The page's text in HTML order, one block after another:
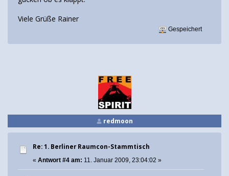
Viele Grüße Rainer
Gespeichert
redmoon
Re: 1. Berliner Raumcon-Stammtisch
« Antwort #4 am: 11. Januar 2009, 23:04:02 »